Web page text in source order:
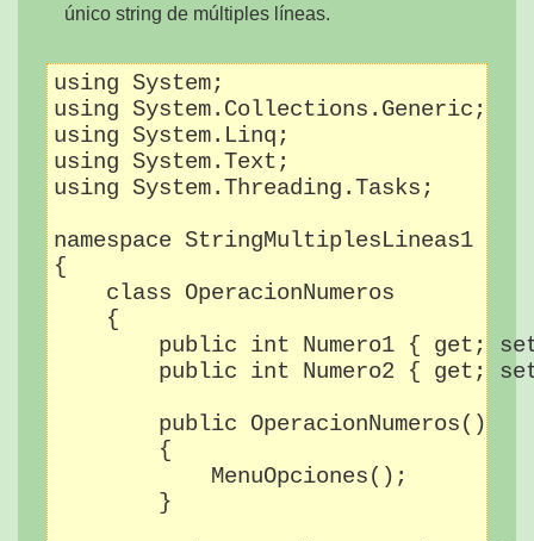
único string de múltiples líneas.
using System;
using System.Collections.Generic;
using System.Linq;
using System.Text;
using System.Threading.Tasks;
namespace StringMultiplesLineas1
{
    class OperacionNumeros
    {
public int Numero1 { get;
public int Numero2 { get;
        public OperacionNumeros()
        {
            MenuOpciones();
        }